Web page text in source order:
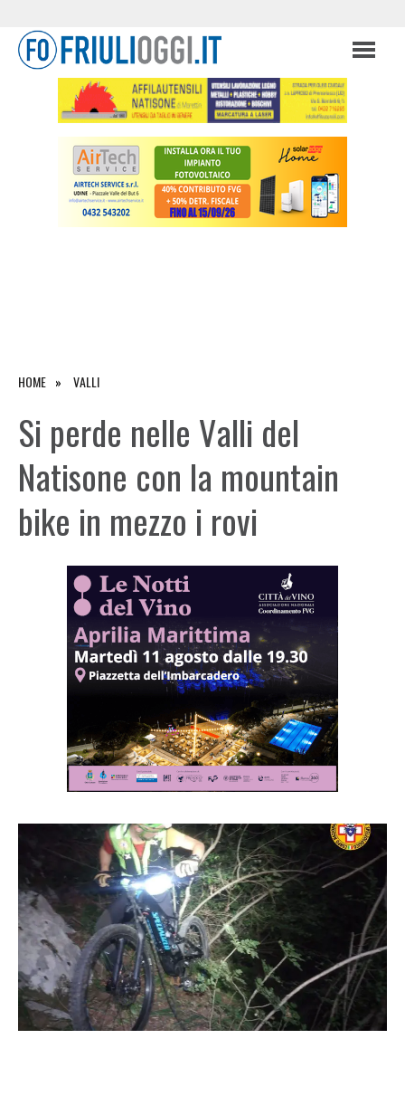
HOME VALLI
Si perde nelle Valli del
Natisone con la mountain
bike in mezzo i rovi